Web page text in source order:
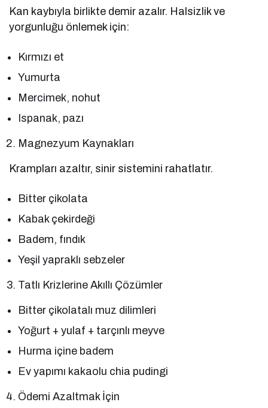
Kan kaybıyla birlikte demir azalır. Halsizlik ve
yorgunluğu önlemek için:
Kırmızı et
Yumurta
Mercimek, nohut
Ispanak, pazı
Magnezyum Kaynakları
Krampları azaltır, sinir sistemini rahatlatır.
Bitter çikolata
Kabak çekirdeği
Badem, fındık
Yeşil yapraklı sebzeler
Tatlı Krizlerine Akıllı Çözümler
Bitter çikolatalı muz dilimleri
Yoğurt + yulaf + tarçınlı meyve
Hurma içine badem
Ev yapımı kakaolu chia pudingi
Ödemi Azaltmak İçin